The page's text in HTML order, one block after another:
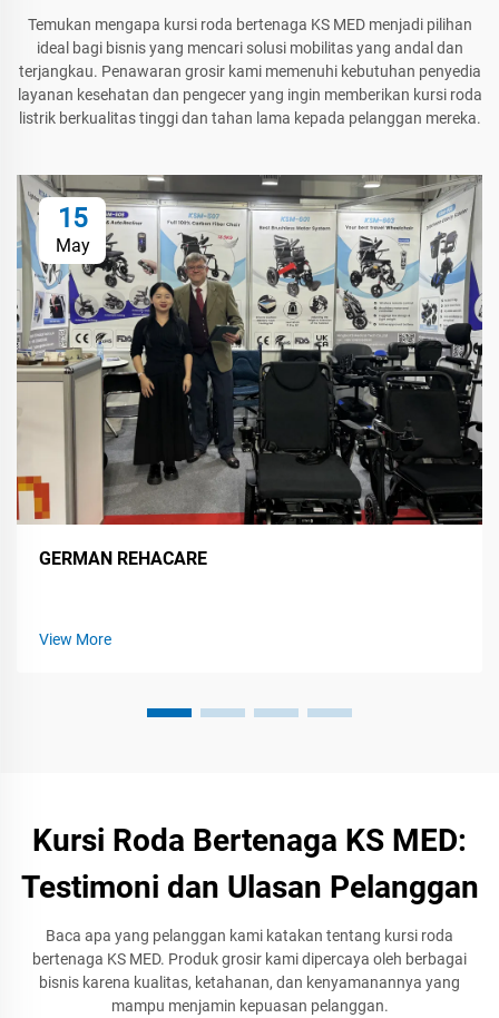
Temukan mengapa kursi roda bertenaga KS MED menjadi pilihan
ideal bagi bisnis yang mencari solusi mobilitas yang andal dan
terjangkau. Penawaran grosir kami memenuhi kebutuhan penyedia
layanan kesehatan dan pengecer yang ingin memberikan kursi roda
listrik berkualitas tinggi dan tahan lama kepada pelanggan mereka.
15
May
GERMAN REHACARE
View More
Kursi Roda Bertenaga KS MED:
Testimoni dan Ulasan Pelanggan
Baca apa yang pelanggan kami katakan tentang kursi roda
bertenaga KS MED. Produk grosir kami dipercaya oleh berbagai
bisnis karena kualitas, ketahanan, dan kenyamanannya yang
mampu menjamin kepuasan pelanggan.